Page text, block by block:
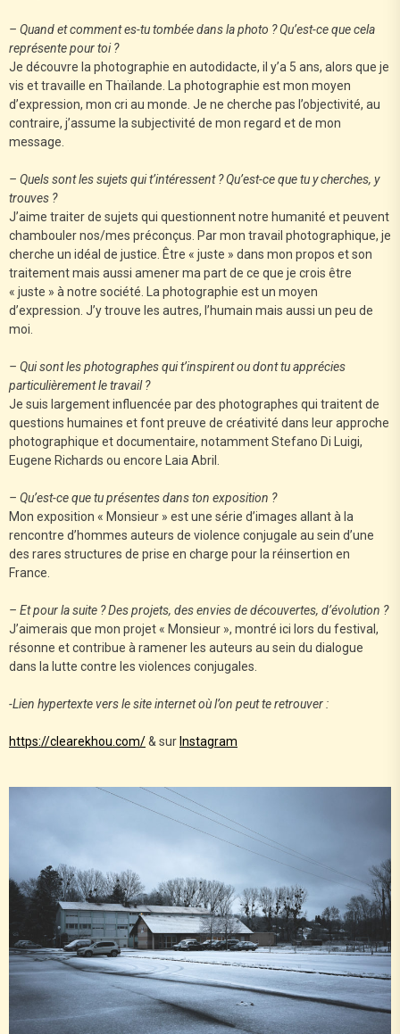
– Quand et comment es-tu tombée dans la photo ? Qu’est-ce que cela
représente pour toi ?
Je découvre la photographie en autodidacte, il y’a 5 ans, alors que je
vis et travaille en Thaïlande. La photographie est mon moyen
d’expression, mon cri au monde. Je ne cherche pas l’objectivité, au
contraire, j’assume la subjectivité de mon regard et de mon
message.
– Quels sont les sujets qui t’intéressent ? Qu’est-ce que tu y cherches, y
trouves ?
J’aime traiter de sujets qui questionnent notre humanité et peuvent
chambouler nos/mes préconçus. Par mon travail photographique, je
cherche un idéal de justice. Être « juste » dans mon propos et son
traitement mais aussi amener ma part de ce que je crois être
« juste » à notre société. La photographie est un moyen
d’expression. J’y trouve les autres, l’humain mais aussi un peu de
moi.
– Qui sont les photographes qui t’inspirent ou dont tu apprécies
particulièrement le travail ?
Je suis largement influencée par des photographes qui traitent de
questions humaines et font preuve de créativité dans leur approche
photographique et documentaire, notamment Stefano Di Luigi,
Eugene Richards ou encore Laia Abril.
– Qu’est-ce que tu présentes dans ton exposition ?
Mon exposition « Monsieur » est une série d’images allant à la
rencontre d’hommes auteurs de violence conjugale au sein d’une
des rares structures de prise en charge pour la réinsertion en
France.
– Et pour la suite ? Des projets, des envies de découvertes, d’évolution ?
J’aimerais que mon projet « Monsieur », montré ici lors du festival,
résonne et contribue à ramener les auteurs au sein du dialogue
dans la lutte contre les violences conjugales.
-Lien hypertexte vers le site internet où l’on peut te retrouver :
https://clearekhou.com/& sur Instagram